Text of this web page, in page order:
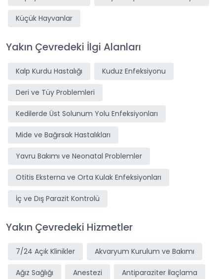
Küçük Hayvanlar
Yakın Çevredeki İlgi Alanları
Kalp Kurdu Hastalığı Kuduz Enfeksiyonu
Deri ve Tüy Problemleri
Kedilerde Üst Solunum Yolu Enfeksiyonları
Mide ve Bağırsak Hastalıkları
Yavru Bakımı ve Neonatal Problemler
Otitis Eksterna ve Orta Kulak Enfeksiyonları
İç ve Dış Parazit Kontrolü
Yakın Çevredeki Hizmetler
7/24 Açık Klinikler Akvaryum Kurulum ve Bakımı
Ağız Sağlığı Anestezi Antiparaziter İlaçlama